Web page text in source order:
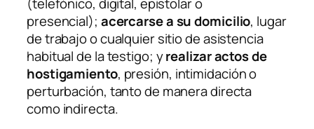
presencial); acercarse a su domicilio, lugar
de trabajo o cualquier sitio de asistencia
habitual de la testigo; yrealizar actos de
hostigamiento, presión, intimidación o
perturbación, tanto de manera directa
como indirecta.